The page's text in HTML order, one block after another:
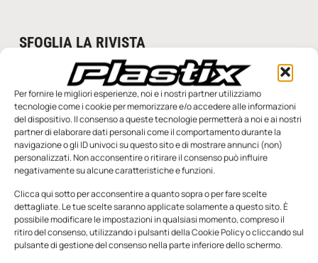
Per fornire le migliori esperienze, noi e i nostri partner utilizziamo
tecnologie come i cookie per memorizzare e/o accedere alle informazioni
del dispositivo. Il consenso a queste tecnologie permetterà a noi e ai nostri
partner di elaborare dati personali come il comportamento durante la
navigazione o gli ID univoci su questo sito e di mostrare annunci (non)
personalizzati. Non acconsentire o ritirare il consenso può influire
negativamente su alcune caratteristiche e funzioni.
Clicca qui sotto per acconsentire a quanto sopra o per fare scelte
dettagliate. Le tue scelte saranno applicate solamente a questo sito. È
possibile modificare le impostazioni in qualsiasi momento, compreso il
ritiro del consenso, utilizzando i pulsanti della Cookie Policy o cliccando sul
pulsante di gestione del consenso nella parte inferiore dello schermo.
SFOGLIA LA RIVISTA
Edicola Web
Notizie da Meccanicanews